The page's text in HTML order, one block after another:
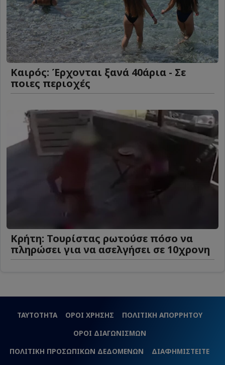
Καιρός: Έρχονται ξανά 40άρια - Σε
ποιες περιοχές
Κρήτη: Τουρίστας ρωτούσε πόσο να
πληρώσει για να ασελγήσει σε 10χρονη
ΤΑΥΤΟΤΗΤΑ ΟΡΟΙ ΧΡΗΣΗΣ
ΠΟΛΙΤΙΚΗ ΑΠΟΡΡΗΤΟΥ
ΟΡΟΙ ΔΙΑΓΩΝΙΣΜΩΝ
ΠΟΛΙΤΙΚΗ ΠΡΟΣΩΠΙΚΩΝ ΔΕΔΟΜΕΝΩΝ
ΔΙΑΦΗΜΙΣΤΕΙΤΕ